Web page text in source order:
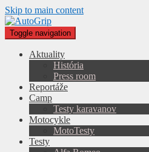
Skip to main content
Toggle navigation
Aktuality
História
Press room
Reportáže
Camp
Testy karavanov
Motocykle
MotoTesty
Testy